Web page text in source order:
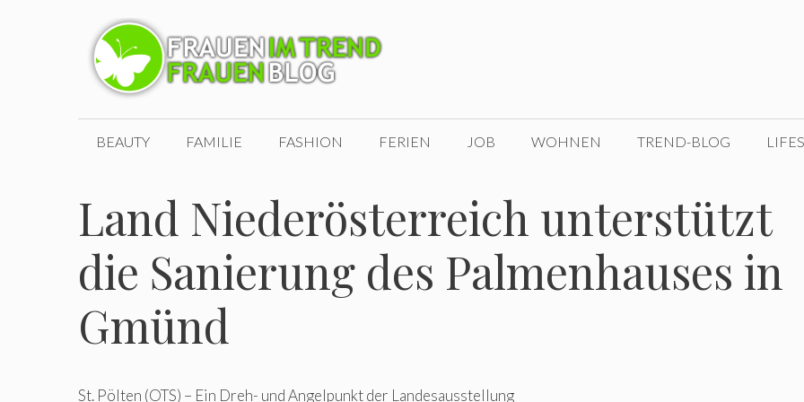
BEAUTY FAMILIE FASHION FERIEN JOB WOHNEN TREND-BLOG
Land Niederösterreich unterstützt
die Sanierung des Palmenhauses in
Gmünd
St. Pölten (OTS) – Ein Dreh- und Angelpunkt der Landesausstellung